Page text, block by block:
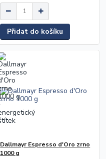
Přidat do košíku
Dallmayr Espresso d'Oro zrno
1000 g